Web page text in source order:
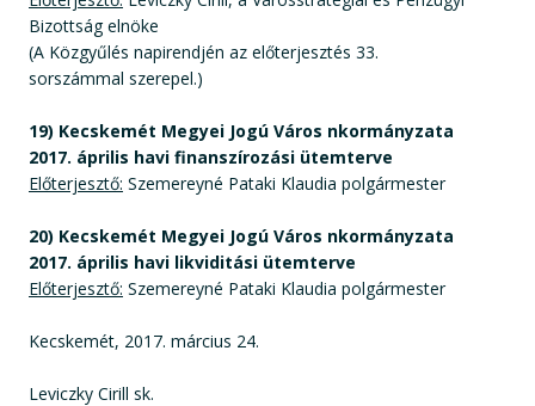
Bizottság elnöke
(A Közgyűlés napirendjén az előterjesztés 33.
sorszámmal szerepel.)
19) Kecskemét Megyei Jogú Város nkormányzata
2017. április havi finanszírozási ütemterve
Előterjesztő: Szemereyné Pataki Klaudia polgármester
20) Kecskemét Megyei Jogú Város nkormányzata
2017. április havi likviditási ütemterve
Előterjesztő: Szemereyné Pataki Klaudia polgármester
Kecskemét, 2017. március 24.
Leviczky Cirill sk.